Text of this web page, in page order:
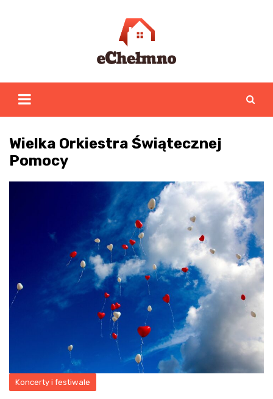
Wielka Orkiestra Świątecznej
Pomocy
Koncerty i festiwale